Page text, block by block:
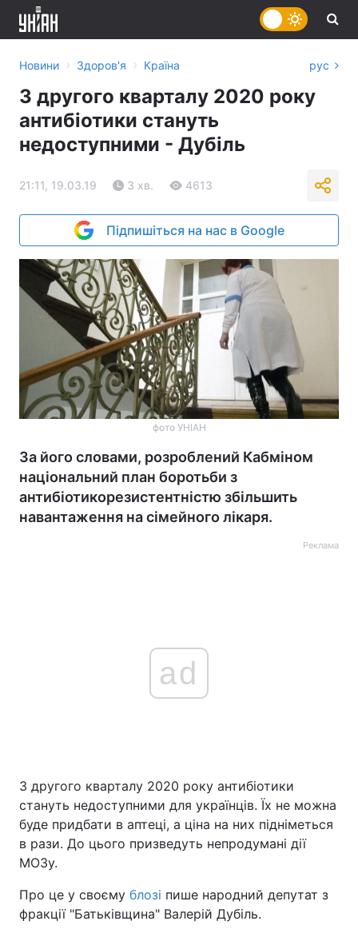
Головна Війна
Україна Політика
Економіка
Спорт Наука
Техно і зв'язок Лайт
Новини › Здоров'я › Країна рус
З другого кварталу 2020 року
антибіотики стануть
недоступними - Дубіль
21:11, 19.03.19 3 хв. 4613
Підпишіться на нас в Google
фото УНІАН
За його словами, розроблений Кабміном
національний план боротьби з
антибіотикорезистентністю збільшить
навантаження на сімейного лікаря.
Реклама
ad
З другого кварталу 2020 року антибіотики
стануть недоступними для українців. Їх не можна
буде придбати в аптеці, а ціна на них підніметься
в рази. До цього призведуть непродумані дії
МОЗу.
Про це у своєму блозі пише народний депутат з
фракції "Батьківщина" Валерій Дубіль.